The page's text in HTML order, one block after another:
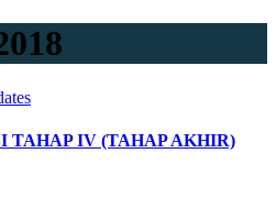
TAHAP IV (TAHAP AKHIR)